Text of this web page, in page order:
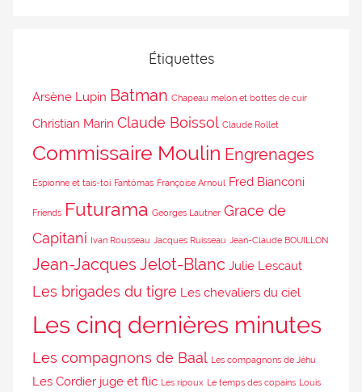
Étiquettes
Arsène Lupin Batman Chapeau melon et bottes de cuir
Christian Marin Claude Boissol Claude Rollet
Commissaire Moulin Engrenages
Espionne et tais-toi Fantômas Françoise Arnoul Fred Bianconi
Friends Futurama Georges Lautner Grace de
Capitani
Ivan Rousseau Jacques Ruisseau Jean-Claude BOUILLON
Jean-Jacques Jelot-Blanc Julie Lescaut
Les brigades du tigre Les chevaliers du ciel
Les cinq dernières minutes
Les compagnons de Baal Les compagnons de Jéhu
Les Cordier juge et flic Les ripoux Le temps des copains Louis